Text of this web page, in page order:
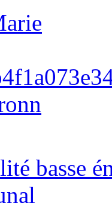
basse